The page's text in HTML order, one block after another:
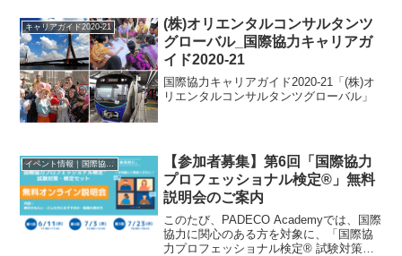
キャリアガイド2020-21
(株)オリエンタルコンサルタンツ
グローバル_国際協力キャリアガ
イド2020-21
国際協力キャリアガイド2020-21「(株)オ
リエンタルコンサルタンツグローバル」
イベント情報｜国際協力に関するイベント・セミナー・インターン情報
【参加者募集】第6回「国際協力
プロフェッショナル検定®」無料
説明会のご案内
このたび、PADECO Academyでは、国際
協力に関心のある方を対象に、「国際協
力プロフェッショナル検定® 試験対策・